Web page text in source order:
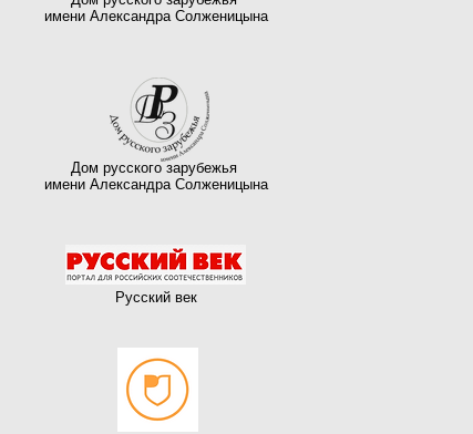
Русский век
имени Александра Солженицына
Дом русского зарубежья
имени Александра Солженицына